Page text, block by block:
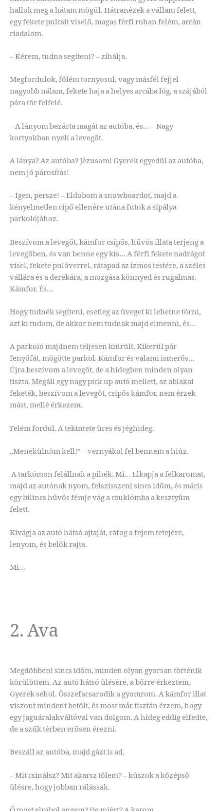
hallok meg a hátam mögül. Hátranézek a vállam felett,
egy fekete pulcsit viselő, magas férfi rohan felém, arcán
riadalom.
– Kérem, tudna segíteni? – zihálja.
Megfordulok, fölém tornyosul, vagy másfél fejjel
nagyobb nálam, fekete haja a helyes arcába lóg, a szájából
pára tör felfelé.
– A lányom bezárta magát az autóba, és… – Nagy
kortyokban nyeli a levegőt.
A lánya? Az autóba? Jézusom! Gyerek egyedül az autóba,
nem jó párosítás!
– Igen, persze! – Eldobom a snowboardot, majd a
kényelmetlen cipő ellenére utána futok a sípálya
parkolójához.
Beszívom a levegőt, kámfor csípős, hűvös illata terjeng a
levegőben, és van benne egy kis… A férfi fekete nadrágot
visel, fekete pulóverrel, rátapad az izmos testére, a széles
vállára és a derekára, a mozgása könnyed és rugalmas.
Kámfor. És…
Hogy tudnék segíteni, esetleg az üveget ki lehetne törni,
azt ki tudom, de akkor nem tudnak majd elmenni, és…
A parkoló majdnem teljesen kiürült. Kikerül pár
fenyőfát, mögötte parkol. Kámfor és valami ismerős…
Újra beszívom a levegőt, de a hidegben minden olyan
tiszta. Megáll egy nagy pick up autó mellett, az ablakai
feketék, beszívom a levegőt, csípős kámfor, nem érzek
mást, mellé érkezem.
Felém fordul. A tekintete üres és jéghideg.
„Menekülnöm kell!” – vernyákol fel bennem a hiúz.
A tarkómon felállnak a pihék. Mi… Elkapja a felkaromat,
majd az autónak nyom, felszisszeni sincs időm, és máris
egy bilincs hűvös fémje vág a csuklómba a kesztyűm
felett.
Kivágja az autó hátsó ajtaját, ráfog a fejem tetejére,
lenyom, és belök rajta.
Mi…
2. Ava
Megdöbbeni sincs időm, minden olyan gyorsan történik
körülöttem. Az autó hátsó ülésére, a bőrre érkeztem.
Gyerek sehol. Összefacsarodik a gyomrom. A kámfor illat
viszont mindent betölt, és most már tisztán érzem, hogy
egy jaguáralakváltóval van dolgom. A hideg eddig elfedte,
de a szűk térben erősen érezni.
Beszáll az autóba, majd gázt is ad.
– Mit csinálsz? Mit akarsz tőlem? – kúszok a középső
ülésre, hogy jobban rálássak.